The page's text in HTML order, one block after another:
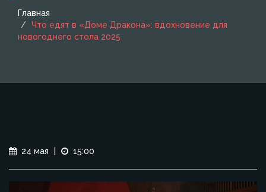
Главная
Что едят в «Доме Дракона»: вдохновение для
новогоднего стола 2025
24 мая 15:00